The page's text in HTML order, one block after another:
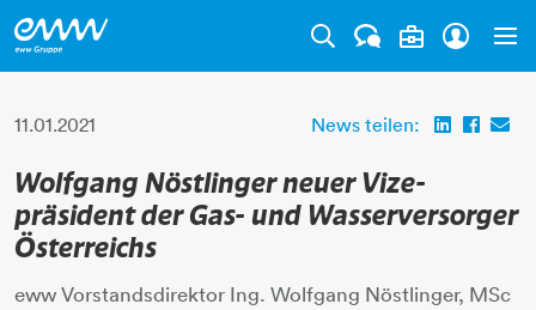
11.01.2021 News teilen:
Wolfgang Nöstlinger neuer Vize­
präsident der Gas- und Wasser­versorger
Österreichs
eww Vorstandsdirektor Ing. Wolfgang Nöstlinger, MSc